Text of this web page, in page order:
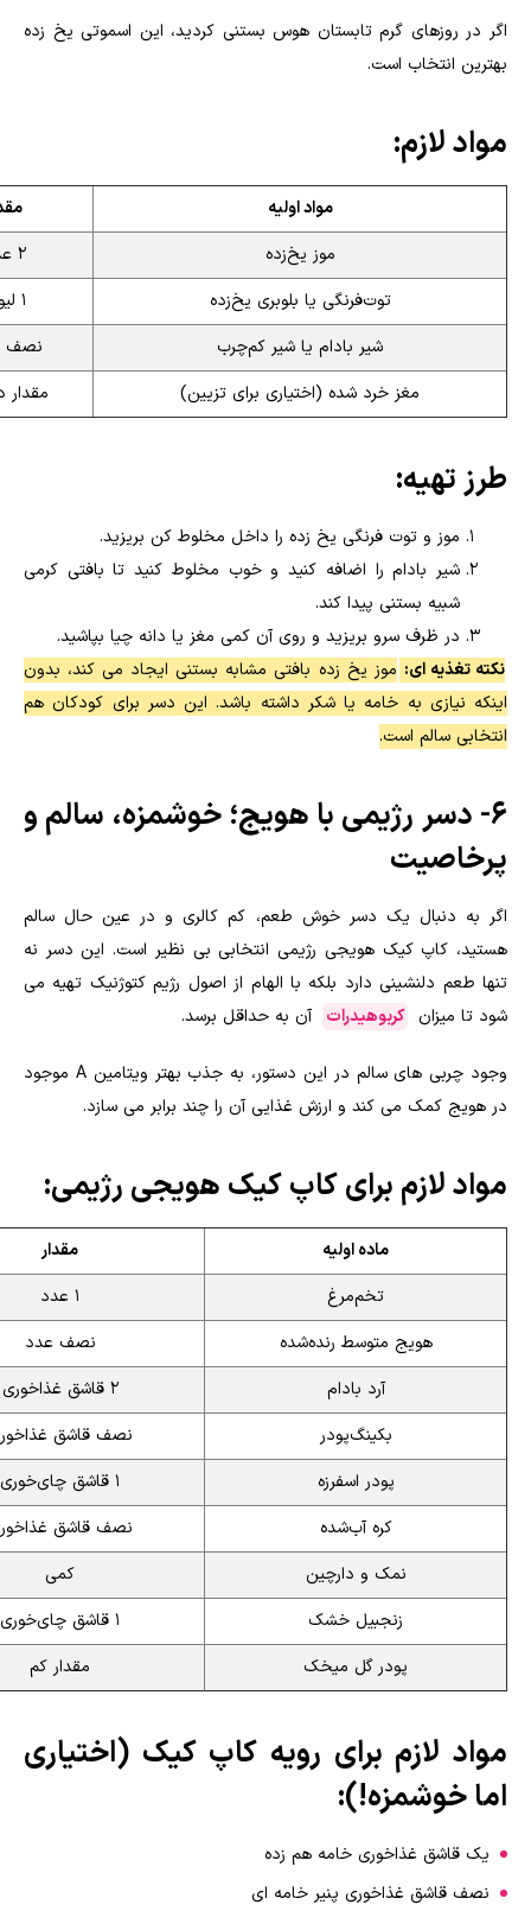
اگر در روزهای گرم تابستان هوس بستنی کردید، این اسموتی یخ زده
بهترین انتخاب است.
مواد لازم:
مواد اولیه
موز یخ‌زده
۲ عدد
توت‌فرنگی یا بلوبری یخ‌زده
۱ لیوان
شیر بادام یا شیر کم‌چرب
نصف
مغز خرد شده (اختیاری برای تزیین)
مقدار
طرز تهیه:
موز و توت فرنگی یخ زده را داخل مخلوط کن بریزید.
شیر بادام را اضافه کنید و خوب مخلوط کنید تا بافتی کرمی
شبیه بستنی پیدا کند.
در ظرف سرو بریزید و روی آن کمی مغز یا دانه چیا بپاشید.
نکته تغذیه ای: موز یخ زده بافتی مشابه بستنی ایجاد می کند، بدون
اینکه نیازی به خامه یا شکر داشته باشد. این دسر برای کودکان هم
انتخابی سالم است.
6- دسر رژیمی با هویج؛ خوشمزه، سالم و
پرخاصیت
اگر به دنبال یک دسر خوش طعم، کم کالری و در عین حال سالم
هستید، کاپ کیک هویجی رژیمی انتخابی بی نظیر است. این دسر نه
تنها طعم دلنشینی دارد بلکه با الهام از اصول رژیم کتوژنیک تهیه می
شود تا میزان کربوهیدرات آن به حداقل برسد.
وجود چربی های سالم در این دستور، به جذب بهتر ویتامین A موجود
در هویج کمک می کند و ارزش غذایی آن را چند برابر می سازد.
مواد لازم برای کاپ کیک هویجی رژیمی:
ماده اولیه
مقدار
تخم‌مرغ
۱ عدد
هویج متوسط رنده‌شده
نصف عدد
آرد بادام
۲ قاشق غذاخوری
بکینگ‌پودر
نصف قاشق
پودر اسفرزه
۱ قاشق چای‌خوری
کره آب‌شده
نصف قاشق
نمک و دارچین
کمی
زنجبیل خشک
۱ قاشق چای‌خوری
پودر گل میخک
مقدار کم
مواد لازم برای رویه کاپ کیک (اختیاری
اما خوشمزه!):
یک قاشق غذاخوری خامه هم زده
نصف قاشق غذاخوری پنیر خامه ای